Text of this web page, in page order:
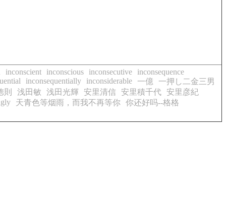
inconscient inconscious inconsecutive
inconsequence
inconsequentially inconsiderable 一億
一押し二金三男
則
浅田敏 浅田光輝 安里清信 安里積千代 安里彦紀
天青色等烟雨，而我不再等你 你还好吗--格格